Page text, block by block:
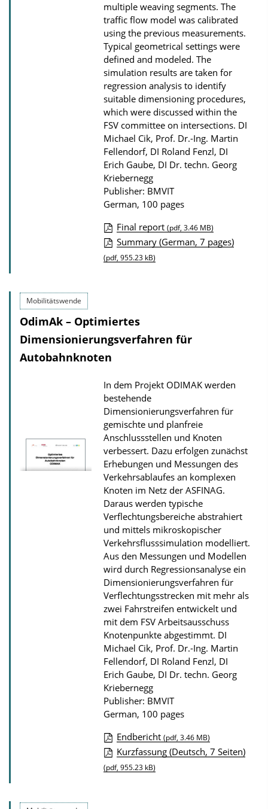
l
o
a
d
s
multiple weaving segments. The
traffic flow model was calibrated
using the previous measurements.
Typical geometrical settings were
defined and modeled. The
simulation results are taken for
regression analysis to identify
suitable dimensioning procedures,
which were discussed within the
FSV committee on intersections. DI
Michael Cik, Prof. Dr.-Ing. Martin
Fellendorf, DI Roland Fenzl, DI
Erich Gaube, DI Dr. techn. Georg
Kriebernegg
Publisher: BMVIT
German, 100 pages
P
u
c
a
t
o
n
D
o
w
n
l
o
a
d
s
Final report (pdf, 3.46 MB)
Summary (German, 7 pages)
(pdf, 955.23 kB)
Mobilitätswende
OdimAk – Optimiertes
Dimensionierungsverfahren für
Autobahnknoten
In dem Projekt ODIMAK werden
bestehende
Dimensionierungsverfahren für
gemischte und planfreie
Anschlussstellen und Knoten
verbessert. Dazu erfolgen zunächst
Erhebungen und Messungen des
Verkehrsablaufes an komplexen
Knoten im Netz der ASFINAG.
Daraus werden typische
Verflechtungsbereiche abstrahiert
und mittels mikroskopischer
Verkehrsflusssimulation modelliert.
Aus den Messungen und Modellen
wird durch Regressionsanalyse ein
Dimensionierungsverfahren für
Verflechtungsstrecken mit mehr als
zwei Fahrstreifen entwickelt und
mit dem FSV Arbeitsausschuss
Knotenpunkte abgestimmt. DI
Michael Cik, Prof. Dr.-Ing. Martin
Fellendorf, DI Roland Fenzl, DI
Erich Gaube, DI Dr. techn. Georg
Kriebernegg
Publisher: BMVIT
German, 100 pages
P
u
Endbericht (pdf, 3.46 MB)
Kurzfassung (Deutsch, 7 Seiten)
(pdf, 955.23 kB)